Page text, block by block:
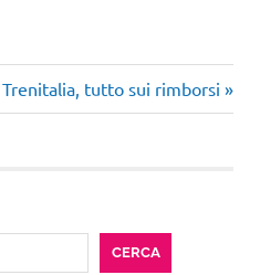
Articolo
successivo:
Trenitalia, tutto sui rimborsi
CERCA